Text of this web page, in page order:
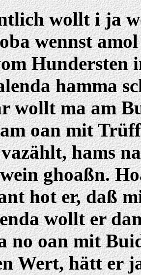
wollt i ja
wennst
Hundersten
hamma
wollt ma am
oan mit
hams
ghoaßn.
hot er, daß
wollt er
no oan mit
Wert, hätt er